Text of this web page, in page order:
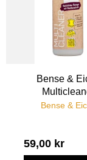
Bense &
Bense &
59,00 kr